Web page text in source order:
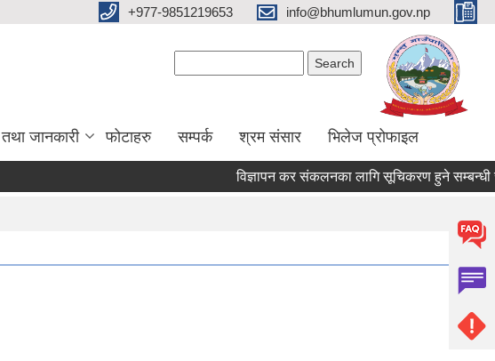
+977-9851219653 info@bhumlumun.gov.np
जानकारी फोटाहरु सम्पर्क श्रम संसार भिलेज प्रोफाइल
विज्ञापन कर संकलनका लागि सूचिकरण हुने सम्बन्धी